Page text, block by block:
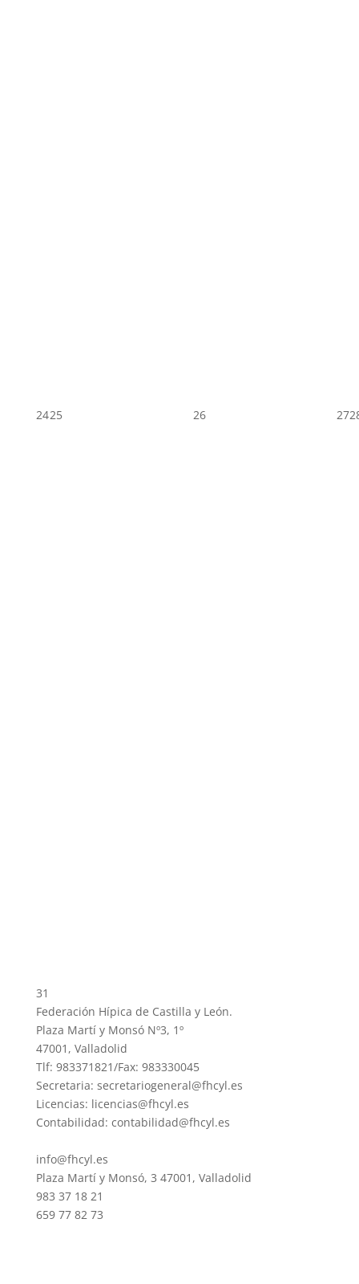
2425 26 27
31
Federación Hípica de Castilla y León.
Plaza Martí y Monsó Nº3, 1º
47001, Valladolid
Tlf: 983371821/Fax: 983330045
Secretaria: secretariogeneral@fhcyl.es
Licencias: licencias@fhcyl.es
Contabilidad: contabilidad@fhcyl.es
info@fhcyl.es
Plaza Martí y Monsó, 3 47001, Valladolid
983 37 18 21
659 77 82 73